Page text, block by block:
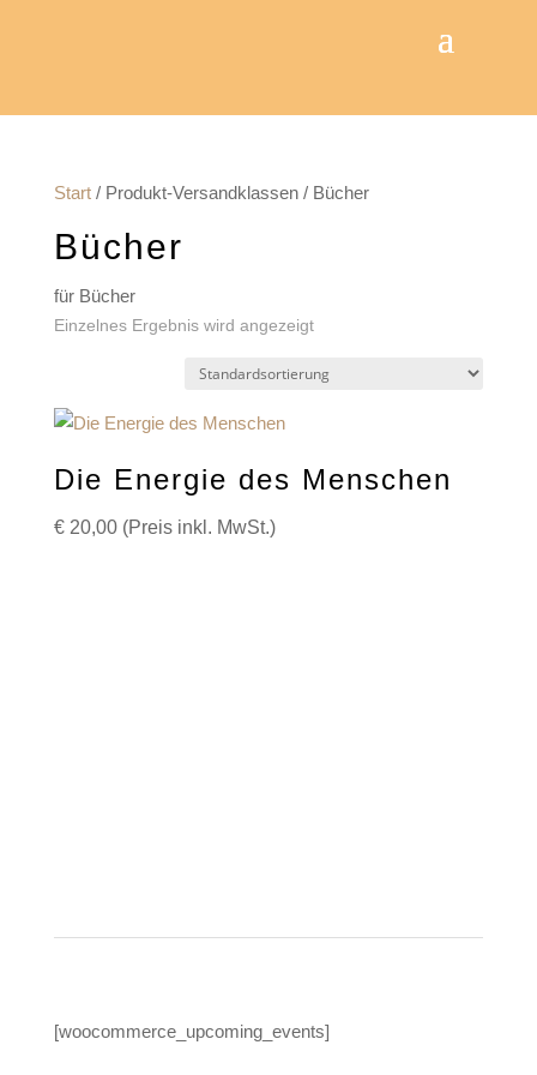
Start/ Produkt-Versandklassen / Bücher
Bücher
für Bücher
Einzelnes Ergebnis wird angezeigt
Die Energie des Menschen
€20,00 (Preis inkl. MwSt.)
[woocommerce_upcoming_events]